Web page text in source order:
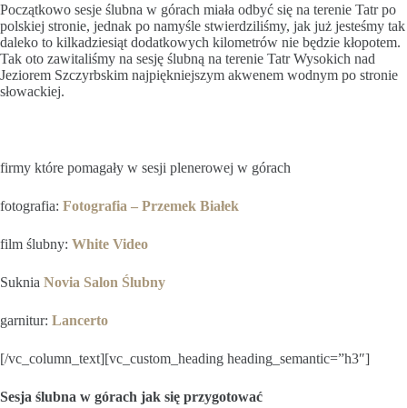
Początkowo sesje ślubna w górach miała odbyć się na terenie Tatr po
polskiej stronie, jednak po namyśle stwierdziliśmy, jak już jesteśmy tak
daleko to kilkadziesiąt dodatkowych kilometrów nie będzie kłopotem.
Tak oto zawitaliśmy na sesję ślubną na terenie Tatr Wysokich nad
Jeziorem Szczyrbskim najpiękniejszym akwenem wodnym po stronie
słowackiej.
firmy które pomagały w sesji plenerowej w górach
fotografia: Fotografia – Przemek Białek
film ślubny: White Video
Suknia Novia Salon Ślubny
garnitur: Lancerto
[/vc_column_text][vc_custom_heading heading_semantic=”h3″]
Sesja ślubna w górach jak się przygotować